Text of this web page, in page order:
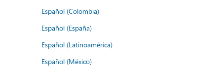
Español (Colombia)
Español (España)
Español (Latinoamérica)
Español (México)